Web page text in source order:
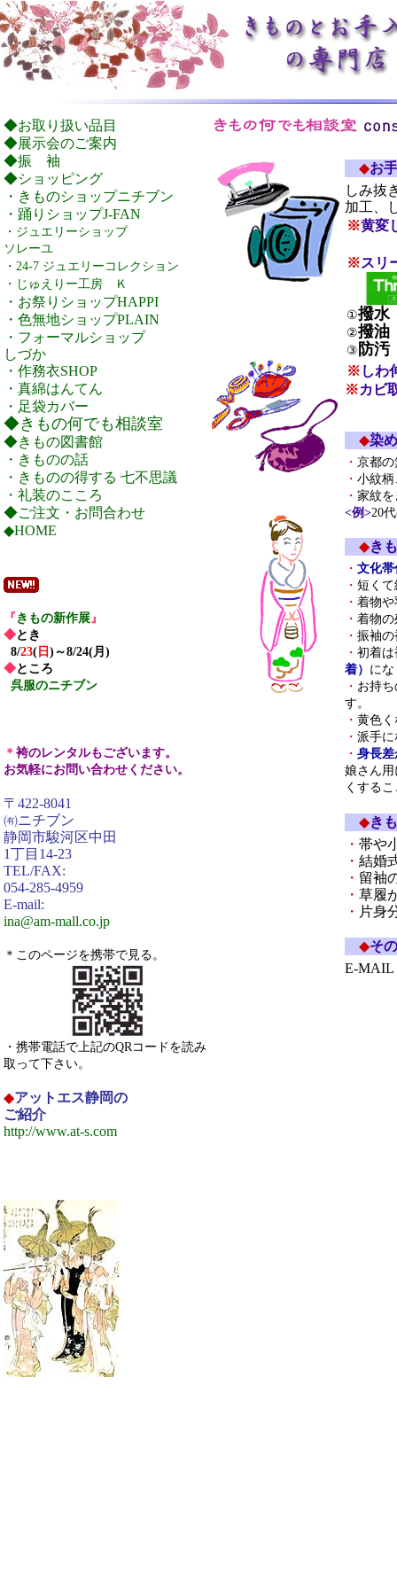
◆お取り扱い品目
◆展示会のご案内
◆振 袖
◆ショッピング
・きものショップニチブン
・踊りショップJ-FAN
・ジュエリーショップ
ソレーユ
・24-7 ジュエリーコレクション
・じゅえりー工房 Ｋ
・お祭りショップHAPPI
・色無地ショップPLAIN
・フォーマルショップ
しづか
・作務衣SHOP
・真綿はんてん
・足袋カバー
◆きもの何でも相談室
◆きもの図書館
・きものの話
・きものの得する 七不思議
・礼装のこころ
◆ご注文・お問合わせ
◆HOME
『 きもの新作展 』
◆とき
8/23( 日 ) ～8/24( 月 )
◆ところ
呉服のニチブン
＊ 袴のレンタルもございます。
お気軽にお問い合わせください。
〒422-8041
㈲ニチブン
静岡市駿河区中田
1丁目14-23
TEL/FAX:
054-285-4959
E-mail:
ina@am-mall.co.jp
＊このページを携帯で見る。
・携帯電話で上記のQRコードを読み
取って下さい。
◆アットエス静岡の
ご紹介
http://www.at-s.com
◆お
しみ抜
加工、
※黄変
※スリ
①撥水
②撥油
③ 防汚
※ しわ
※カビ
◆染
・ 京都
・ 小紋
・ 家紋
<例>20
◆き
・ 文化
・ 短く
・ 着物
・ 着物
・ 振袖
・ 初着
着） に
・ お持
す。
・ 黄色
・ 派手
・ 身長
娘さん
くする
◆き
・ 帯や
・ 結婚
・ 留袖
・ 草履
・ 片身
◆そ
E-MAIL